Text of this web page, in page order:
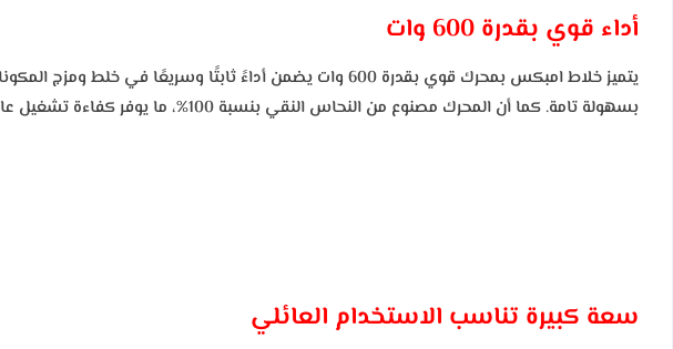
أداء قوي بقدرة 600 وات
يتميز خلاط امبكس بمحرك قوي بقدرة 600 وات يضمن أداءً
بسهولة تامة. كما أن المحرك مصنوع من النحاس النقي بنسبة 100%، ما يوفر كفاءة تشغيل عالية ويطيل عمر الجهاز لسنوات من الاستخدام اليومي دون تراجع في الأداء.
سعة كبيرة تناسب الاستخدام العائلي